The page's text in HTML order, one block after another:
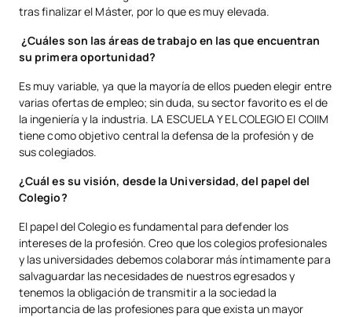
tras finalizar el Máster, por lo que es muy elevada.
¿Cuáles son las áreas de trabajo en las que encuentran
su primera oportunidad?
Es muy variable, ya que la mayoría de ellos pueden elegir entre
varias ofertas de empleo; sin duda, su sector favorito es el de
la ingeniería y la industria. LA ESCUELA Y EL COLEGIO El COIIM
tiene como objetivo central la defensa de la profesión y de
sus colegiados.
¿Cuál es su visión, desde la Universidad, del papel del
Colegio?
El papel del Colegio es fundamental para defender los
intereses de la profesión. Creo que los colegios profesionales
y las universidades debemos colaborar más íntimamente para
salvaguardar las necesidades de nuestros egresados y
tenemos la obligación de transmitir a la sociedad la
importancia de las profesiones para que exista un mayor